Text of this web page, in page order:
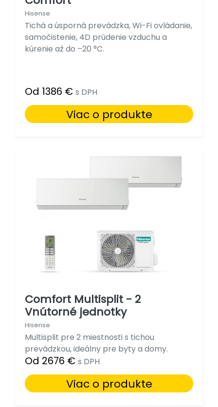
Hisense
Tichá a úsporná prevádzka, Wi-Fi ovládanie,
samočistenie, 4D prúdenie vzduchu a
kúrenie až do –20 °C.
Od 1386 € s DPH
Viac o produkte
Comfort Multisplit - 2
Vnútorné jednotky
Hisense
Multisplit pre 2 miestnosti s tichou
prevádzkou, ideálny pre byty a domy.
Od 2676 € s DPH
Viac o produkte